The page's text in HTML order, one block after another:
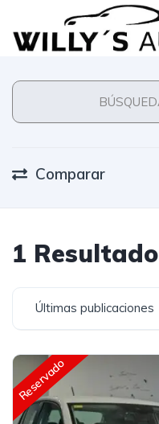
Comparar
1 Resultado
Últimas publicaciones
Reservado